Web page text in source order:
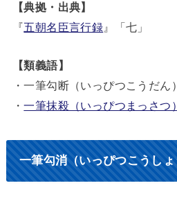
【典拠・出典】
『五朝名臣言行録 』「七」
【類義語】
・一筆勾断（いっぴつこうだん）
・一筆抹殺（いっぴつまっさつ）
一筆勾消（いっぴつこうし